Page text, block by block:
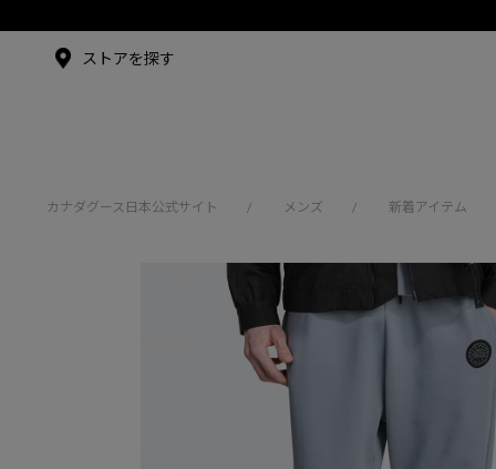
アンバサダー
ストアを探す
カナダグース日本公式サイト / メンズ / 新着アイテム